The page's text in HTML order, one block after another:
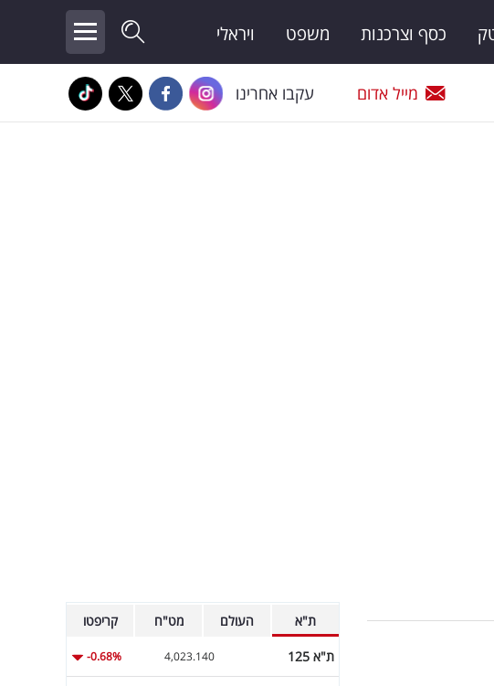
כסף וצרכנות משפט ויראלי
מייל אדום עקבו אחרינו
ת"א העולם מט"ח קריפטו
ת"א 125 4,023.140
-0.68%